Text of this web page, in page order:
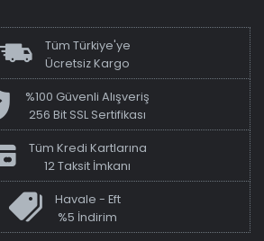
Tüm Türkiye'ye
Ücretsiz Kargo
%100 Güvenli Alışveriş
256 Bit SSL Sertifikası
Tüm Kredi Kartlarına
12 Taksit İmkanı
Havale - Eft
%5 İndirim